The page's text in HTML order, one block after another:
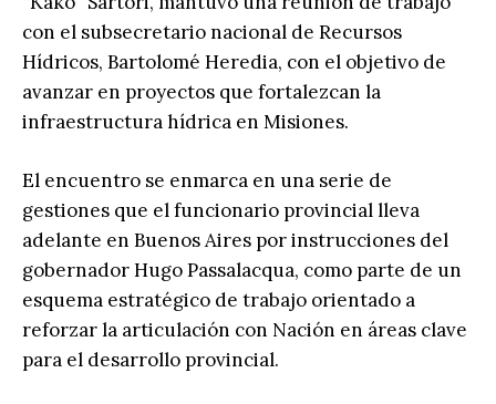
con el subsecretario nacional de Recursos
Hídricos, Bartolomé Heredia, con el objetivo de
avanzar en proyectos que fortalezcan la
infraestructura hídrica en Misiones.
El encuentro se enmarca en una serie de
gestiones que el funcionario provincial lleva
adelante en Buenos Aires por instrucciones del
gobernador Hugo Passalacqua, como parte de un
esquema estratégico de trabajo orientado a
reforzar la articulación con Nación en áreas clave
para el desarrollo provincial.